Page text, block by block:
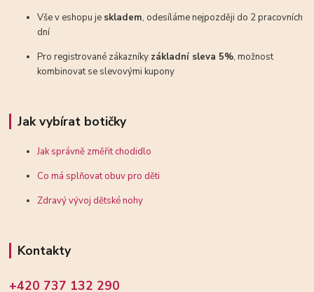
Vše v eshopu je skladem, odesíláme nejpozději do 2 pracovních
dní
Pro registrované zákazníky základní sleva 5%, možnost
kombinovat se slevovými kupony
Jak vybírat botičky
Jak správně změřit chodidlo
Co má splňovat obuv pro děti
Zdravý vývoj dětské nohy
Kontakty
+420 737 132 290